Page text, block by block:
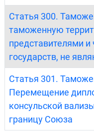
Статья 300.
таможенную
представителями
государств, не
Статья 301.
Перемещение
консульской
границу Союза